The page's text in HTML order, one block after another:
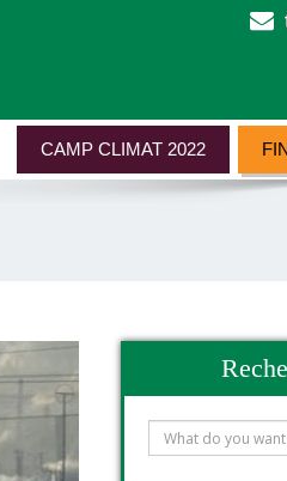
CAMP CLIMAT 2022